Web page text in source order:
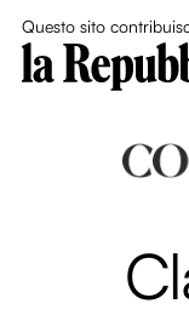
Questo sito